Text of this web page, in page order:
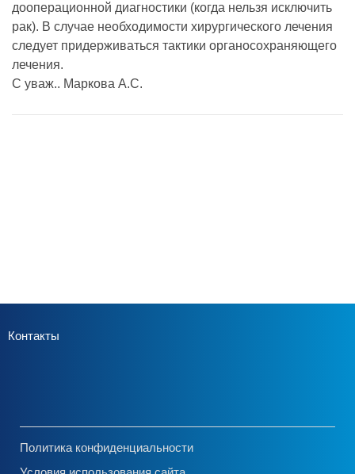
дооперационной диагностики (когда нельзя исключить
рак). В случае необходимости хирургического лечения
следует придерживаться тактики органосохраняющего
лечения.
С уваж.. Маркова А.С.
Контакты
Политика конфиденциальности